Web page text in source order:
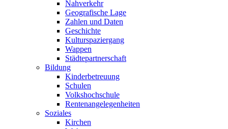
Nahverkehr
Geografische Lage
Zahlen und Daten
Geschichte
Kulturspaziergang
Wappen
Städtepartnerschaft
Bildung
Kinderbetreuung
Schulen
Volkshochschule
Rentenangelegenheiten
Soziales
Kirchen